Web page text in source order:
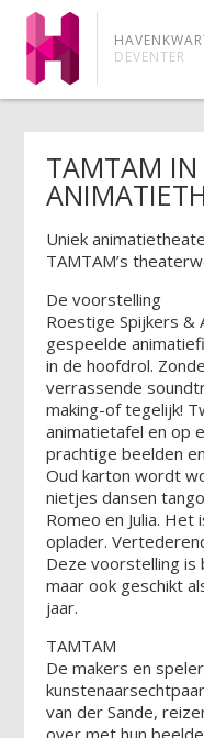
DEVENTER
TAMTAM IN
Uniek
TAMTAM’s
De voorstelling
Roestige Spijkers &
gespeelde
in de hoofdrol.
verrassende
making-of tegelijk!
animatietafel en op
prachtige beelden
Oud karton wordt
nietjes dansen
Romeo en Julia.
oplader.
Deze voorstelling is
maar ook geschikt
jaar.
TAMTAM
De makers en
van der Sande,
over met hun